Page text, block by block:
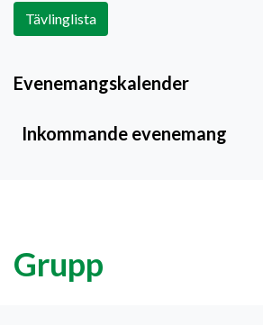
Tävlinglista
Evenemangskalender
Inkommande evenemang
Grupp